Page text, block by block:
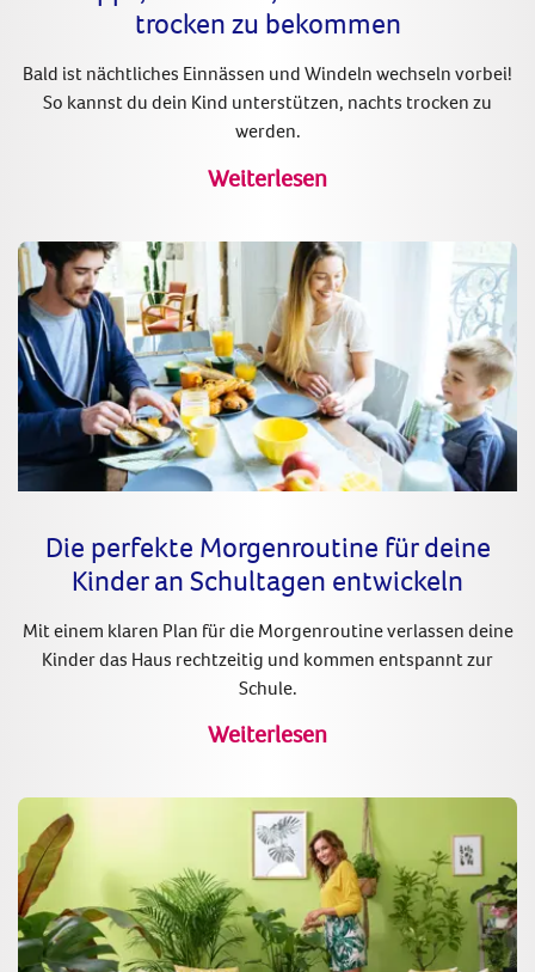
trocken zu bekommen
Bald ist nächtliches Einnässen und Windeln wechseln vorbei!
So kannst du dein Kind unterstützen, nachts trocken zu
werden.
Weiterlesen
Die perfekte Morgenroutine für deine
Kinder an Schultagen entwickeln
Mit einem klaren Plan für die Morgenroutine verlassen deine
Kinder das Haus rechtzeitig und kommen entspannt zur
Schule.
Weiterlesen